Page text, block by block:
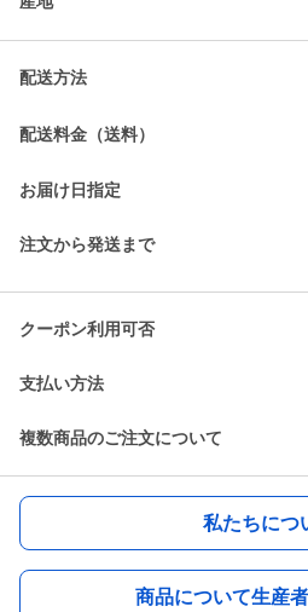
配送方法
配送料金（送料）
お届け日指定
注文から発送まで
クーポン利用可否
支払い方法
複数商品のご注文について
私たちにつ
商品について生産